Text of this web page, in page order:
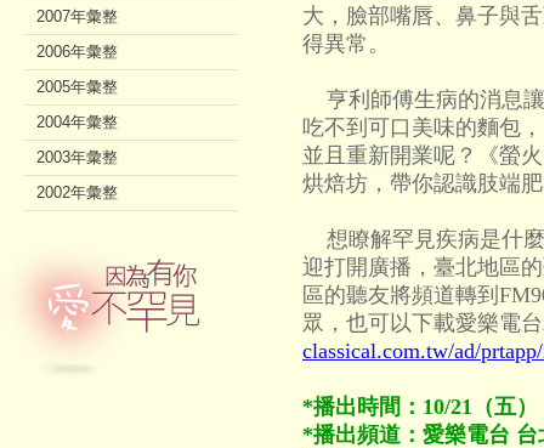
大，臉部嘴唇、鼻子與
得異常。
亨利師傅生病的消息
吃不到可口美味的麵包
並且重新開業呢？《螢
烘焙坊，帶你認識肢端
想瞭解罕見疾病是什
迎打開廣播，臺北地區
區的聽友將頻道轉到
眾，也可以下載愛樂電
classical.com.tw/ad/
*播出時間：10/21（五）
*播出頻道：愛樂電台
2007年彙整
2006年彙整
2005年彙整
2004年彙整
2003年彙整
2002年彙整